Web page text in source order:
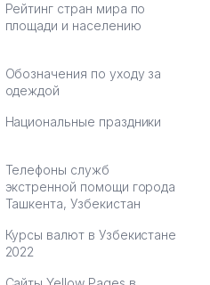
Марат 27.07.2026 08:00:37
Рейтинг стран мира по
площади и населению
Обозначения по уходу за
одеждой
Национальные праздники
Телефоны служб
экстренной помощи города
Ташкента, Узбекистан
Курсы валют в Узбекистане
2022